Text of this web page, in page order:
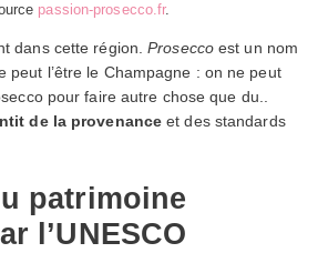
passion-prosecco.fr.
dans cette région.Proseccoest un nom
peut l’être le Champagne : on ne peut
pour faire autre chose que du..
de la provenance et des standards
patrimoine
l’UNESCO